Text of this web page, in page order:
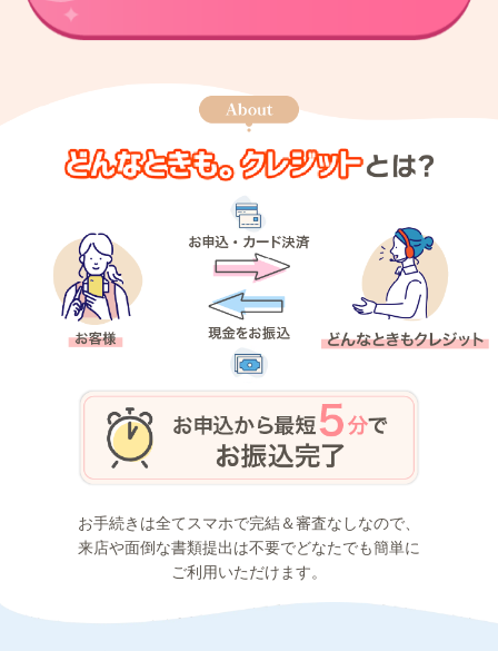
お手続きは全てスマホで完結＆審査なしなので、
来店や面倒な書類提出は不要でどなたでも簡単に
ご利用いただけます。